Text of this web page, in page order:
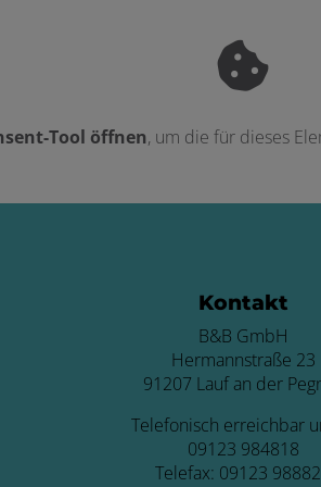
Tool öffnen, um die für dieses
Kontakt
B&B GmbH
Hermannstraße 23
91207 Lauf an der
Telefonisch erreichbar
09123 984818
Telefax: 09123